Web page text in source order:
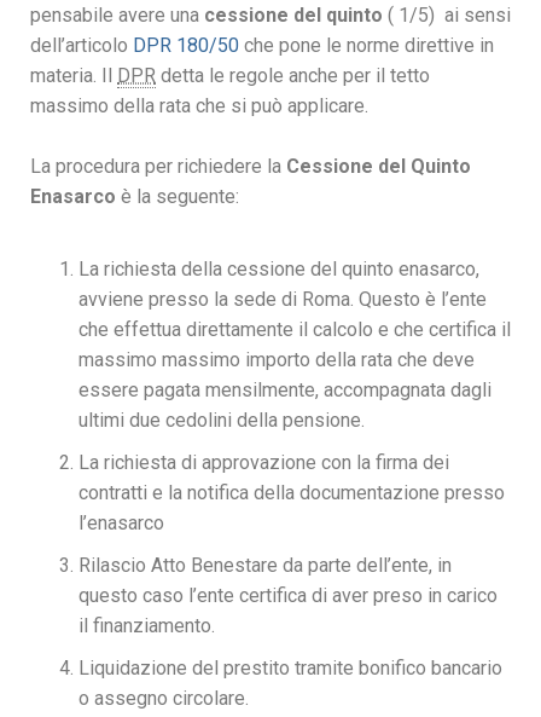
pensabile avere una cessione del quinto ( 1/5) ai sensi
dell’articolo DPR 180/50 che pone le norme direttive in
materia. Il DPR detta le regole anche per il tetto
massimo della rata che si può applicare.
La procedura per richiedere la Cessione del Quinto
Enasarco è la seguente:
La richiesta della cessione del quinto enasarco,
avviene presso la sede di Roma. Questo è l’ente
che effettua direttamente il calcolo e che certifica il
massimo massimo importo della rata che deve
essere pagata mensilmente, accompagnata dagli
ultimi due cedolini della pensione.
La richiesta di approvazione con la firma dei
contratti e la notifica della documentazione presso
l’enasarco
Rilascio Atto Benestare da parte dell’ente, in
questo caso l’ente certifica di aver preso in carico
il finanziamento.
Liquidazione del prestito tramite bonifico bancario
o assegno circolare.